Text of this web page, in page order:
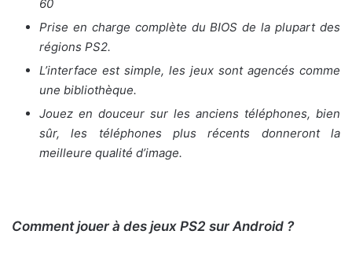
60
Prise en charge complète du BIOS de la plupart des
régions PS2.
L’interface est simple, les jeux sont agencés comme
une bibliothèque.
Jouez en douceur sur les anciens téléphones, bien
sûr, les téléphones plus récents donneront la
meilleure qualité d’image.
Comment jouer à des jeux PS2 sur Android ?